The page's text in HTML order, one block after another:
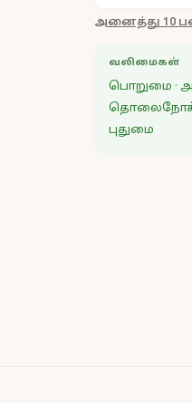
அனைத்து 10
வலிமைகள்
பொறுமை ·
தொலைநோக்கு
புதுமை